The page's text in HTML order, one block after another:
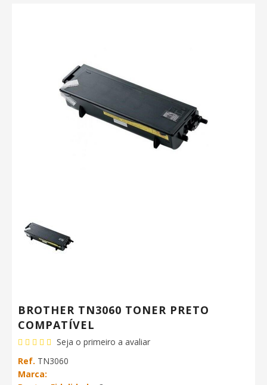
BROTHER TN3060 TONER PRETO
COMPATÍVEL
Seja o primeiro a avaliar
Ref. TN3060
Marca: